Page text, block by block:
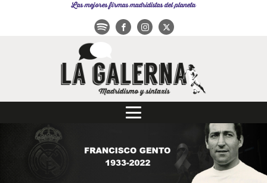
Las mejores firmas madridistas del planeta